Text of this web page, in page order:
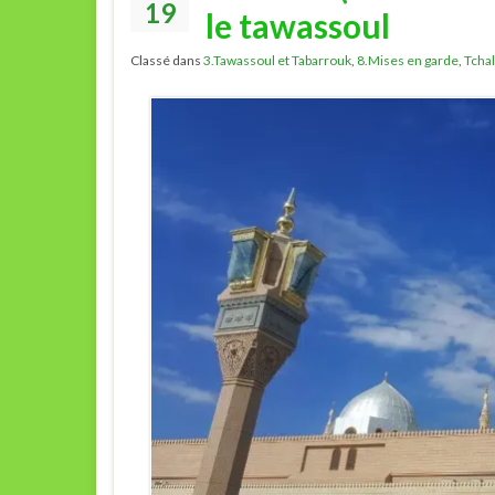
19
le tawassoul
Classé dans 3.Tawassoul et Tabarrouk, 8.Mises en garde,